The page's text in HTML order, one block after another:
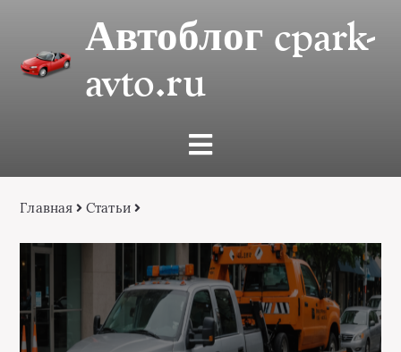
Автоблог cpark-
avto.ru
Главная Статьи